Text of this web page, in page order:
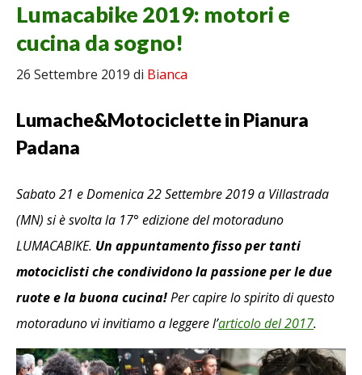
Lumacabike 2019: motori e
cucina da sogno!
26 Settembre 2019 di Bianca
Lumache&Motociclette in Pianura
Padana
Sabato 21 e Domenica 22 Settembre 2019 a Villastrada
(MN) si è svolta la 17° edizione del motoraduno
LUMACABIKE. Un appuntamento fisso per tanti
motociclisti che condividono la passione per le due
ruote e la buona cucina!Per capire lo spirito di questo
motoraduno vi invitiamo a leggere l’articolo del 2017.